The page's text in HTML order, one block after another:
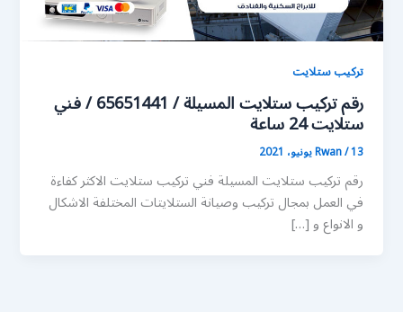
تركيب ستلايت
رقم تركيب ستلايت المسيلة / 65651441 / فني
ستلايت 24 ساعة
Rwan/13 يونيو، 2021
رقم تركيب ستلايت المسيلة فني تركيب ستلايت الاكثر كفاءة
في العمل بمجال تركيب وصيانة الستلايتات المختلفة الاشكال
و الانواع و […]